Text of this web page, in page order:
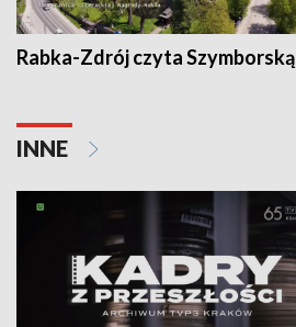
Rabka-Zdrój czyta Szymborską
INNE